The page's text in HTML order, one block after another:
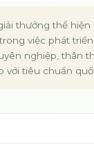
thưởng thể hiện
việc phát
nghiệp, thân
với tiêu chuẩn